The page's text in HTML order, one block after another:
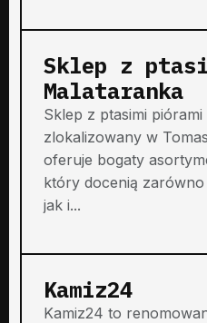
Sklep z
Malataranka
Sklep z ptasimi
zlokalizowany w
oferuje bogaty
który docenią zarówno
jak i...
Kamiz24
Kamiz24 to